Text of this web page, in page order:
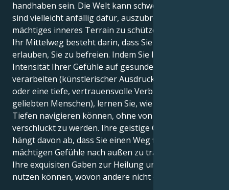
handhaben sein. Die Welt kann schwer sein, und Sie
sind vielleicht anfällig dafür, auszubrennen, um Ihr
mächtiges inneres Terrain zu schützen.
Ihr Mittelweg besteht darin, dass Sie Ihren Gefühlen
erlauben, Sie zu befreien. Indem Sie lernen, die
Intensität Ihrer Gefühle auf gesunde Weise zu
verarbeiten (künstlerischer Ausdruck, eine Art Ventil
oder eine tiefe, vertrauensvolle Verbindung zu einem
geliebten Menschen), lernen Sie, wie Sie durch die
Tiefen navigieren können, ohne von ihnen
verschluckt zu werden. Ihre geistige Gesundheit
hängt davon ab, dass Sie einen Weg finden, diese
mächtigen Gefühle nach außen zu tragen, damit Sie
Ihre exquisiten Gaben zur Heilung und Bindung
nutzen können, wovon andere nicht einmal träumen.